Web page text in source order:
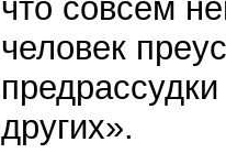
что совсем
человек
других».